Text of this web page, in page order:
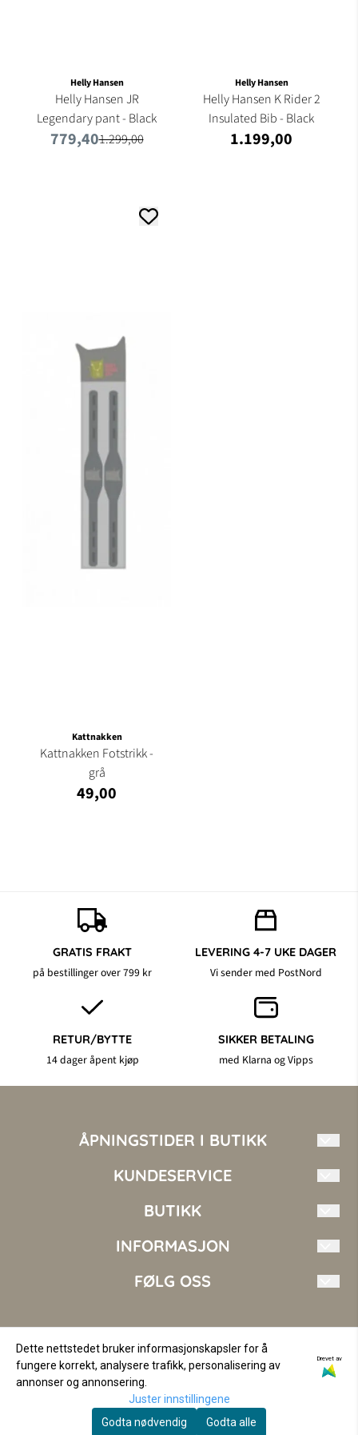
Helly Hansen
Helly Hansen JR
Legendary pant - Black
779,401.299,00
Helly Hansen
Helly Hansen K Rider 2
Insulated Bib - Black
1.199,00
Kattnakken
Kattnakken Fotstrikk -
grå
49,00
GRATIS FRAKT
på bestillinger over 799 kr
LEVERING 4-7 UKE DAGER
Vi sender med PostNord
RETUR/BYTTE
14 dager åpent kjøp
SIKKER BETALING
med Klarna og Vipps
ÅPNINGSTIDER I BUTIKK
Torsdag 10.00 - 18.00
Søndag Stengt
KUNDESERVICE
Mote i Nord AS
+47 410 14 144
Fosseng 2
BUTIKK
Vilkår
Kontakt oss
Logg inn
INFORMASJON
Om oss
FØLG OSS
Instagram
© Copyright Company, org. nr 936562256
Dette nettstedet bruker informasjonskapsler for å
fungere korrekt, analysere trafikk, personalisering av
annonser og annonsering.
Drevet av
Juster innstillingene
Godta nødvendig
Godta alle